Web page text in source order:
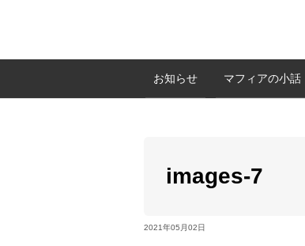
お知らせ マフィアの小話
images-7
2021年05月02日